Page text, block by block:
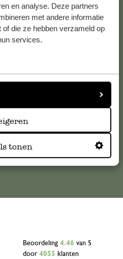
en analyse. Deze partners
met andere informatie
die ze hebben verzameld op
services.
tonen
Beoordeling 4.46 van 5
door 4055 klanten